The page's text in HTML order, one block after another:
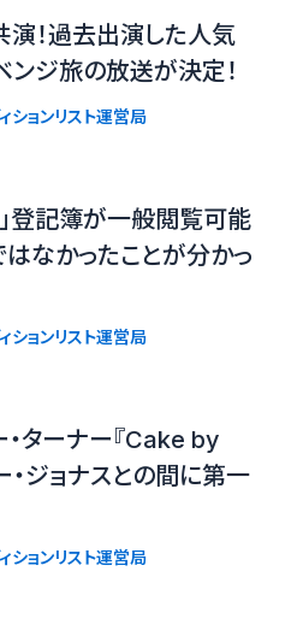
！過去出演した人気
ンジ旅の放送が決定！
ションリスト運営局
登記簿が一般閲覧可能
なかったことが分かっ
ションリスト運営局
・ターナー『Cake by
ジョナスとの間に第一
ションリスト運営局